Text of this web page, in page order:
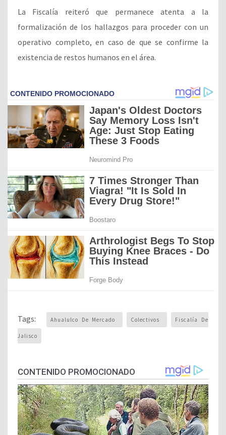
La Fiscalía reiteró que permanece atenta a la
formalización de los hallazgos para proceder con un
operativo completo, en caso de que se confirme la
existencia de restos humanos en el área.
Tags: Ahualulco De Mercado Colectivos Fiscalía De
Jalisco
CONTENIDO PROMOCIONADO